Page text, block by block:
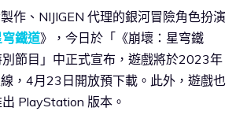
作、NIJIGEN 代理的銀河冒險角色扮演
鐵道》，今日於「《崩壞：星穹鐵
節目」中正式宣布，遊戲將於2023年
，4月23日開放預下載。此外，遊戲也
PlayStation 版本。